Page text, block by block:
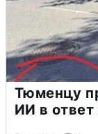
Тюменцу
ИИ в